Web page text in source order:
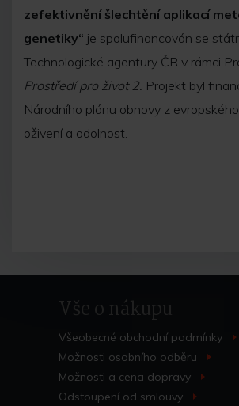
zefektivnění šlechtění aplikací
genetiky“ je spolufinancován se
Technologické agentury ČR v rámci
Prostředí pro život 2. Projekt byl
Národního plánu obnovy z
oživení a odolnost.
Vše o nákupu
Všeobecné obchodní podmínky
Možnosti osobního odběru
Možnosti a cena dopravy
Odstoupení od smlouvy